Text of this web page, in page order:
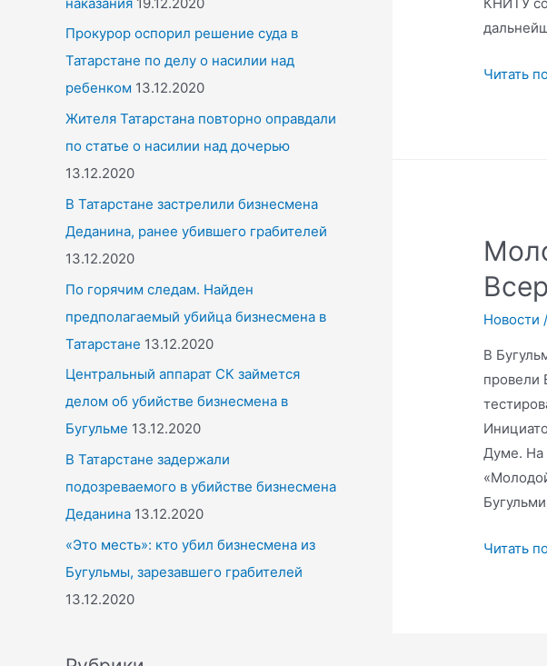
Прокурор оспорил решение суда в
Татарстане по делу о насилии над
ребенком 13.12.2020
Жителя Татарстана повторно оправдали
по статье о насилии над дочерью
13.12.2020
В Татарстане застрелили бизнесмена
Деданина, ранее убившего грабителей
13.12.2020
По горячим следам. Найден
предполагаемый убийца бизнесмена в
Татарстане 13.12.2020
Центральный аппарат СК займется
делом об убийстве бизнесмена в
Бугульме 13.12.2020
В Татарстане задержали
подозреваемого в убийстве бизнесмена
Деданина 13.12.2020
«Это месть»: кто убил бизнесмена из
Бугульмы, зарезавшего грабителей
13.12.2020
В
Читать
Новости
В
провели
Думе. На
Читать